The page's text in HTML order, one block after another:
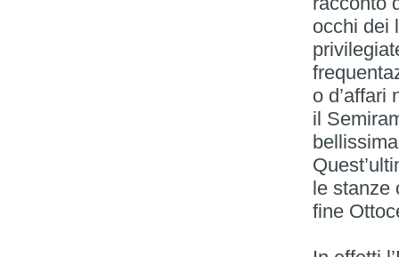
occhi dei
o d’affari
il
le stanze
fine